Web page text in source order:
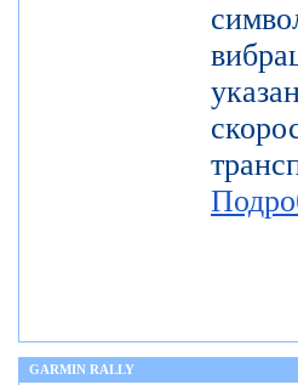
GARMIN RALLY